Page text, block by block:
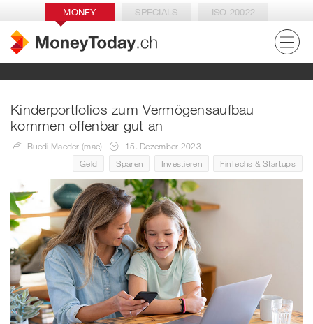
MONEY SPECIALS ISO 20022
Kinderportfolios zum Vermögensaufbau
kommen offenbar gut an
Ruedi Maeder (mae)
15. Dezember 2023
Geld
Sparen Investieren FinTechs & Startups